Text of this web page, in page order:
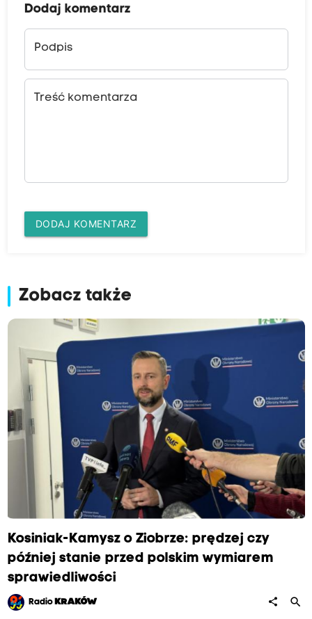
Dodaj komentarz
Podpis
Treść komentarza
DODAJ KOMENTARZ
Zobacz także
Kosiniak-Kamysz o Ziobrze: prędzej czy
później stanie przed polskim wymiarem
sprawiedliwości
Radio KRAKÓW share search